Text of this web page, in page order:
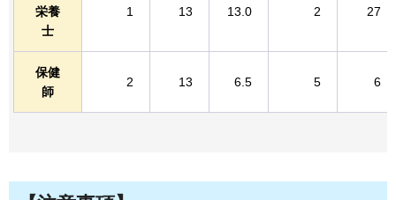
栄養
士
1 13 13.0 2 27
保健
師
2 13 6.5 5 6